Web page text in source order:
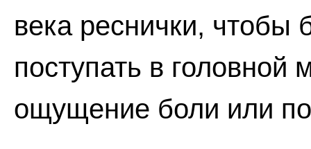
века реснички, чтобы
поступать в головной
ощущение боли или